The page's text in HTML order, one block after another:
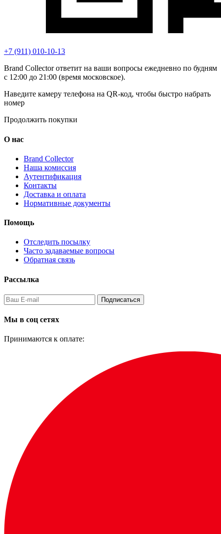
+7 (911) 010-10-13
Brand Collector ответит на ваши вопросы ежедневно по будням
с 12:00 до 21:00 (время московское).
Наведите камеру телефона на QR-код, чтобы быстро набрать
номер
Продолжить покупки
О нас
Brand Collector
Наша комиссия
Аутентификация
Контакты
Доставка и оплата
Нормативные документы
Помощь
Отследить посылку
Часто задаваемые вопросы
Обратная связь
Рассылка
Подписаться
Мы в соц сетях
Принимаются к оплате: